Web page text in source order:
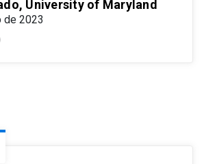
University of Maryland
de 2023